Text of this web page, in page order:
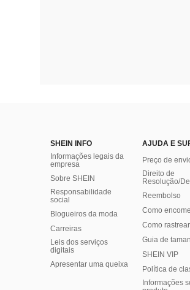
SHEIN INFO
Informações legais da
empresa
Sobre SHEIN
Responsabilidade
social
Blogueiros da moda
Carreiras
Leis dos serviços
digitais
Apresentar uma queixa
AJUDA E
Preço de
Direito de
Resolução/
Reembolso
Como
Como rastrear
Guia de
SHEIN VIP
Política de
​Informações